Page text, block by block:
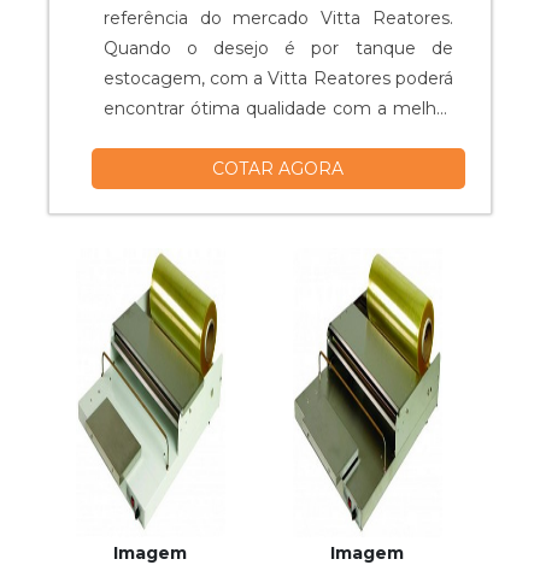
referência do mercado Vitta Reatores.
Quando o desejo é por tanque de
estocagem, com a Vitta Reatores poderá
encontrar ótima qualidade com a melhor
da empresa.UM POUCO MAIS SOBRE O
competência e excelência em uma área
de atuação. A Vitta Reatores foca seus
esforços em pr...
COTAR AGORA
Imagem
Imagem